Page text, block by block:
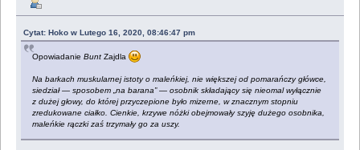
Cytat: Hoko w Lutego 16, 2020, 08:46:47 pm
OpowiadanieBunt Zajdla
Na barkach muskularnej istoty o maleńkiej, nie większej od pomarańczy główce,
siedział — sposobem „na barana” — osobnik składający się nieomal wyłącznie
z dużej głowy, do której przyczepione było mizerne, w znacznym stopniu
zredukowane ciałko. Cienkie, krzywe nóżki obejmowały szyję dużego osobnika,
maleńkie rączki zaś trzymały go za uszy.